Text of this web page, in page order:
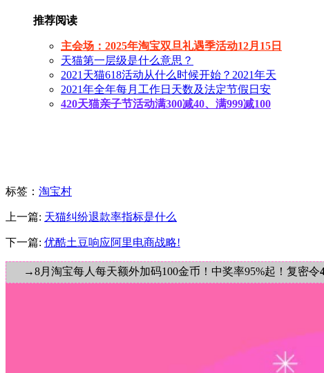
推荐阅读
主会场：2025年淘宝双旦礼遇季活动12月15日
天猫第一层级是什么意思？
2021天猫618活动从什么时候开始？2021年天
2021年全年每月工作日天数及法定节假日安
420天猫亲子节活动满300减40、满999减100
标签 ： 淘宝村
上一篇: 天猫纠纷退款率指标是什么
下一篇: 优酷土豆响应阿里电商战略!
→8月淘宝每人每天额外加码100金币！中奖率95%起！复密令